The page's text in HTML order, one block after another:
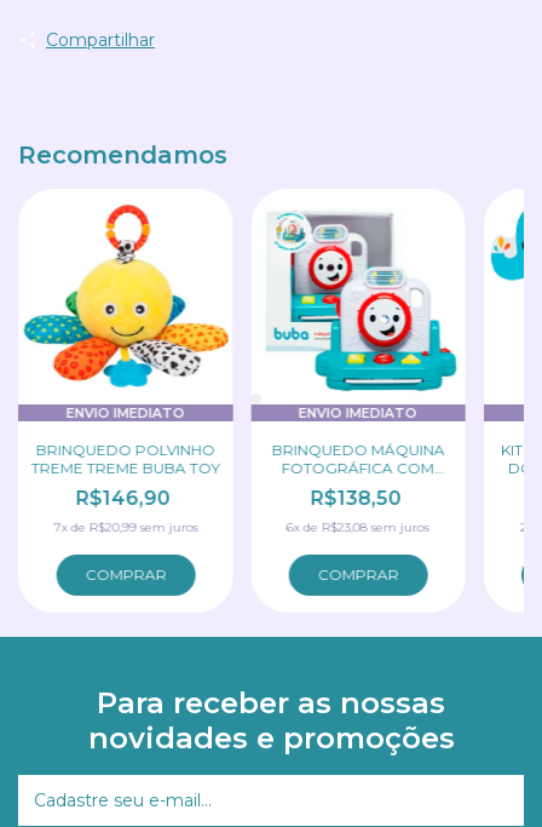
Compartilhar
Recomendamos
ENVIO IMEDIATO
BRINQUEDO POLVINHO
TREME TREME BUBA TOY
R$146,90
7xde R$20,99 sem juros
ENVIO IMEDIATO
BRINQUEDO MÁQUINA
FOTOGRÁFICA COM
PROJETOR BUBA TOY
R$138,50
6xdeR$23,08 sem juros
KIT
DO
2
Para receber as nossas
novidades e promoções